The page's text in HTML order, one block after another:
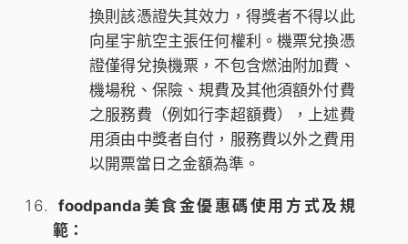
換則該憑證失其效力，得獎者不得以此
向星宇航空主張任何權利。機票兌換憑
證僅得兌換機票，不包含燃油附加費、
機場稅、保險、規費及其他須額外付費
之服務費（例如行李超額費），上述費
用須由中獎者自付，服務費以外之費用
以開票當日之金額為準。
foodpanda美食金優惠碼使用方式及規
範：